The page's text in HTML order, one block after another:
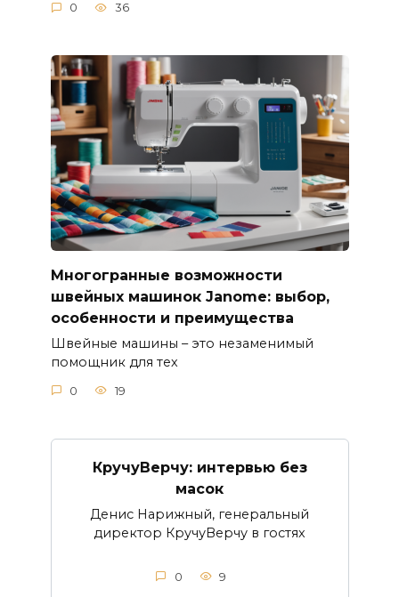
0 36
Многогранные возможности
швейных машинок Janome: выбор,
особенности и преимущества
Швейные машины – это незаменимый
помощник для тех
0 19
КручуВерчу: интервью без
масок
Денис Нарижный, генеральный
директор КручуВерчу в гостях
0 9